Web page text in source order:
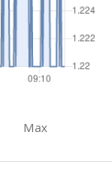
Max